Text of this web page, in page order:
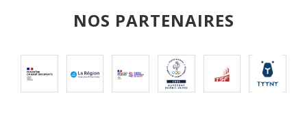
NOS PARTENAIRES